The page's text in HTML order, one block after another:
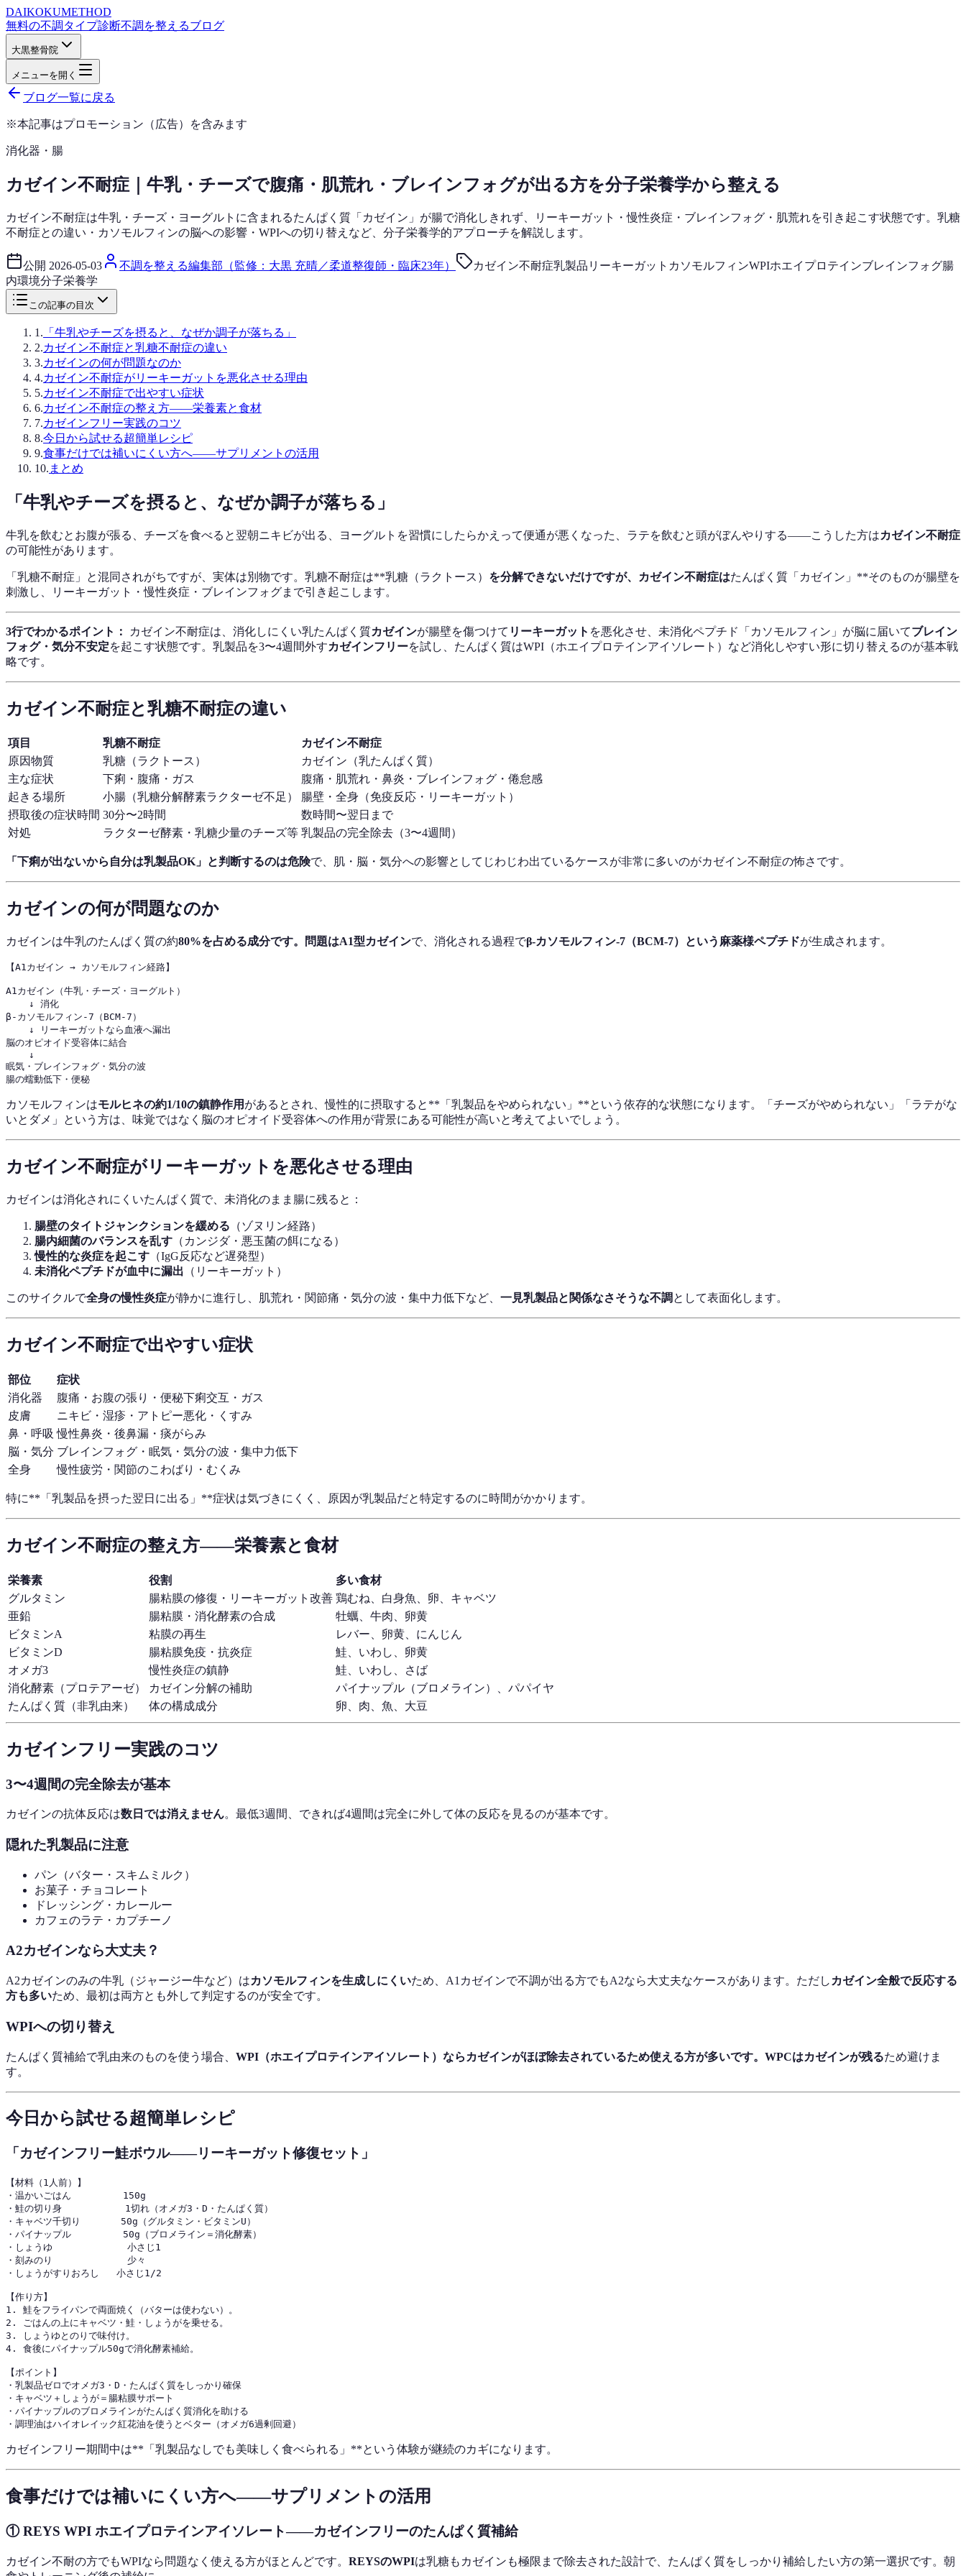
DAIKOKUMETHOD
無料の不調タイプ診断不調を整えるブログ
大黒整骨院
メニューを開く
ブログ一覧に戻る
※本記事はプロモーション（広告）を含みます
消化器・腸
カゼイン不耐症｜牛乳・チーズで腹痛・肌荒れ・ブレインフォグが出る方を分子栄養学から整える
カゼイン不耐症は牛乳・チーズ・ヨーグルトに含まれるたんぱく質「カゼイン」が腸で消化しきれず、リーキーガット・慢性炎症・ブレインフォグ・肌荒れを引き起こす状態です。乳糖
不耐症との違い・カソモルフィンの脳への影響・WPIへの切り替えなど、分子栄養学的アプローチを解説します。
公開 2026-05-03 不調を整える編集部（監修：大黒 充晴／柔道整復師・臨床23年） カゼイン不耐症乳製品 リーキーガット カソモルフィンWPIホエイプロテインブレインフォグ腸
内環境分子栄養学
この記事の目次
1 . 「牛乳やチーズを摂ると、なぜか調子が落ちる」
2.カゼイン不耐症と乳糖不耐症の違い
3.カゼインの何が問題なのか
4.カゼイン不耐症がリーキーガットを悪化させる理由
5.カゼイン不耐症で出やすい症状
6.カゼイン不耐症の整え方——栄養素と食材
7.カゼインフリー実践のコツ
8.今日から試せる超簡単レシピ
9.食事だけでは補いにくい方へ——サプリメントの活用
10. まとめ
「牛乳やチーズを摂ると、なぜか調子が落ちる」
牛乳を飲むとお腹が張る、チーズを食べると翌朝ニキビが出る、ヨーグルトを習慣にしたらかえって便通が悪くなった、ラテを飲むと頭がぼんやりする——こうした方はカゼイン不耐症
の可能性があります。
「乳糖不耐症」と混同されがちですが、実体は別物です。乳糖不耐症は**乳糖（ラクトース） を分解できないだけですが、カゼイン不耐症はたんぱく質「カゼイン」**そのものが腸壁を
刺激し、リーキーガット・慢性炎症・ブレインフォグまで引き起こします。
3行でわかるポイント： カゼイン不耐症は、消化しにくい乳たんぱく質カゼインが腸壁を傷つけて リーキーガット を悪化させ、未消化ペプチド「カソモルフィン」が脳に届いてブレイン
フォグ・気分不安定を起こす状態です。乳製品を3〜4週間外すカゼインフリーを試し、たんぱく質はWPI（ホエイプロテインアイソレート）など消化しやすい形に切り替えるのが基本戦
略です。
カゼイン不耐症と乳糖不耐症の違い
項目 乳糖不耐症
カゼイン不耐症
原因物質
乳糖（ラクトース）
カゼイン（乳たんぱく質）
主な症状
下痢・腹痛・ガス
腹痛・肌荒れ・鼻炎・ブレインフォグ・倦怠感
起きる場所
小腸（乳糖分解酵素ラクターゼ不足）
腸壁・全身（免疫反応・リーキーガット）
摂取後の症状時間 30分〜2時間
数時間〜翌日まで
対処
ラクターゼ酵素・乳糖少量のチーズ等 乳製品の完全除去（3〜4週間）
「下痢が出ないから自分は乳製品OK」と判断するのは危険で、肌・脳・気分への影響としてじわじわ出ているケースが非常に多いのがカゼイン不耐症の怖さです。
カゼインの何が問題なのか
カゼインは牛乳のたんぱく質の約80%を占める成分です。問題はA1型カゼインで、消化される過程でβ-カソモルフィン-7（BCM-7） という 麻薬様ペプチドが生成されます。
【A1カゼイン → カソモルフィン経路】
A1カゼイン（牛乳・チーズ・ヨーグルト）
    ↓ 消化
β-カソモルフィン-7（BCM-7）
    ↓ リーキーガットなら血液へ漏出
脳のオピオイド受容体に結合
    ↓
眠気・ブレインフォグ・気分の波
カソモルフィンはモルヒネの約1/10の鎮静作用 があるとされ、慢性的に摂取すると**「乳製品をやめられない」**という依存的な状態になります。「チーズがやめられない」「ラテがな
いとダメ」という方は、味覚ではなく脳のオピオイド受容体への作用が背景にある可能性が高いと考えてよいでしょう。
カゼイン不耐症がリーキーガットを悪化させる理由
カゼインは消化されにくいたんぱく質で、未消化のまま腸に残ると：
腸壁のタイトジャンクションを緩める （ゾヌリン経路）
腸内細菌のバランスを乱す （カンジダ・悪玉菌の餌になる）
慢性的な炎症を起こす （IgG反応など遅発型）
未消化ペプチドが血中に漏出 （リーキーガット）
このサイクルで全身の慢性炎症が静かに進行し、肌荒れ・関節痛・気分の波・集中力低下など、 一見乳製品と関係なさそうな不調 として表面化します。
カゼイン不耐症で出やすい症状
部位
症状
消化器
腹痛・お腹の張り・便秘下痢交互・ガス
皮膚
ニキビ・湿疹・アトピー悪化・くすみ
鼻・呼吸 慢性鼻炎・後鼻漏・痰がらみ
脳・気分 ブレインフォグ・眠気・気分の波・集中力低下
全身
慢性疲労・関節のこわばり・むくみ
特に**「乳製品を摂った翌日に出る」**症状は気づきにくく、原因が乳製品だと特定するのに時間がかかります。
カゼイン不耐症の整え方——栄養素と食材
栄養素 役割
多い食材
グルタミン
腸粘膜の修復・リーキーガット改善 鶏むね、白身魚、卵、キャベツ
亜鉛
腸粘膜・消化酵素の合成
牡蠣、牛肉、卵黄
ビタミンA
粘膜の再生
レバー、卵黄、にんじん
ビタミンD
腸粘膜免疫・抗炎症
鮭、いわし、卵黄
オメガ3
慢性炎症の鎮静
鮭、いわし、さば
消化酵素（プロテアーゼ）
カゼイン分解の補助
パイナップル（ブロメライン）、パパイヤ
たんぱく質（非乳由来）
体の構成成分 卵、肉、魚、大豆
カゼインフリー実践のコツ
3〜4週間の完全除去が基本
カゼインの抗体反応は数日では消えません。最低3週間、できれば4週間は完全に外して体の反応を見るのが基本です。
隠れた乳製品に注意
パン（バター・スキムミルク）
お菓子・チョコレート
ドレッシング・カレールー
カフェのラテ・カプチーノ
A2カゼインなら大丈夫？
A2カゼインのみの牛乳（ジャージー牛など）はカソモルフィンを生成しにくいため、A1カゼインで不調が出る方でもA2なら大丈夫なケースがあります。ただし カゼイン全般で反応する
方も多いため、最初は両方とも外して判定するのが安全です。
WPIへの切り替え
たんぱく質補給で乳由来のものを使う場合、 WPI（ホエイプロテインアイソレート） ならカゼインがほぼ除去されているため使える方が多いです。WPCはカゼインが残るため避けま
す。
今日から試せる超簡単レシピ
「カゼインフリー鮭ボウル——リーキーガット修復セット」
【材料（1人前）】
・温かいごはん         150g
・鮭の切り身           1切れ（オメガ3・D・たんぱく質）
・キャベツ千切り       50g（グルタミン・ビタミンU）
・パイナップル         50g（ブロメライン＝消化酵素）
・しょうゆ             小さじ1
・刻みのり             少々
・しょうがすりおろし   小さじ1/2
【作り方】
1. 鮭をフライパンで両面焼く（バターは使わない）。
2. ごはんの上にキャベツ・鮭・しょうがを乗せる。
3. しょうゆとのりで味付け。
4. 食後にパイナップル50gで消化酵素補給。
【ポイント】
・乳製品ゼロでオメガ3・D・たんぱく質をしっかり確保
・キャベツ＋しょうが＝腸粘膜サポート
・パイナップルのブロメラインがたんぱく質消化を助ける
カゼインフリー期間中は**「乳製品なしでも美味しく食べられる」**という体験が継続のカギになります。
食事だけでは補いにくい方へ——サプリメントの活用
① REYS WPI ホエイプロテインアイソレート——カゼインフリーのたんぱく質補給
カゼイン不耐の方でもWPIなら問題なく使える方がほとんどです。 REYSのWPIは乳糖もカゼインも極限まで除去された設計で、たんぱく質をしっかり補給したい方の第一選択です。朝